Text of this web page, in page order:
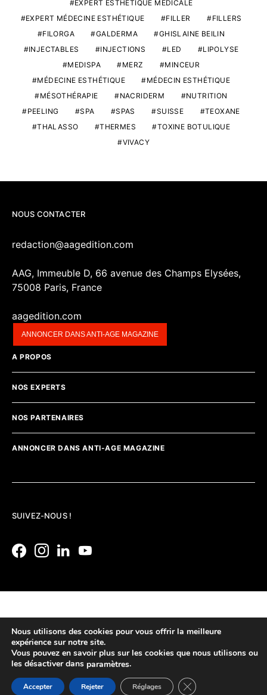
EXPERT ESTHÉTIQUE MÉDICALE
EXPERT MÉDECINE ESTHÉTIQUE
FILLER
FILLERS
FILORGA
GALDERMA
GHISLAINE BEILIN
INJECTABLES
INJECTIONS LED
LIPOLYSE
MEDISPA
MERZ
MINCEUR
MÉDECINE ESTHÉTIQUE
MÉDECIN ESTHÉTIQUE
MÉSOTHÉRAPIE
NACRIDERM
NUTRITION
PEELING
SPA SPAS SUISSE
TEOXANE
THALASSO
THERMES
TOXINE BOTULIQUE
VIVACY
NOUS CONTACTER
redaction@aagedition.com
AAG, Immeuble D, 66 avenue des Champs Elysées,
75008 Paris, France
aagedition.com
ANNONCER DANS ANTI-AGE MAGAZINE
A PROPOS
NOS EXPERTS
NOS PARTENAIRES
ANNONCER DANS ANTI-AGE MAGAZINE
SUIVEZ-NOUS !
Nous utilisons des cookies pour vous offrir la meilleure
expérience sur notre site.
Vous pouvez en savoir plus sur les cookies que nous utilisons ou
les désactiver dans paramètres.
Accepter Rejeter Réglages Fermer la bannière